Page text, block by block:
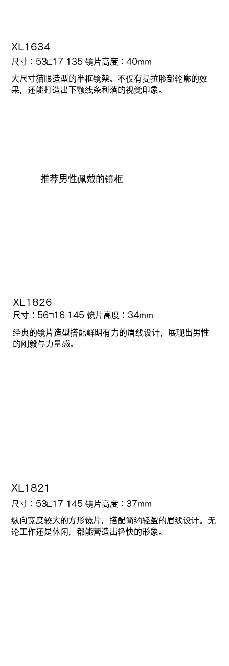
XL1634
尺寸：53□17 135镜片高度：40mm
大尺寸猫眼造型的半框镜架。不仅有提拉脸部轮廓的效
果，还能打造出下颚线条利落的视觉印象。
推荐男性佩戴的镜框
XL1826
尺寸：56□16 145镜片高度： 34mm
经典的镜片造型搭配鲜明有力的眉线设计，展现出男性
的刚毅与力量感。
XL1821
尺寸：53□17 145镜片高度： 37mm
纵向宽度较大的方形镜片，搭配简约轻盈的眉线设计。无
论工作还是休闲，都能营造出轻快的形象。